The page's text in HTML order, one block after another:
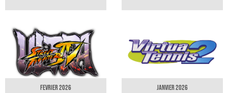
FEVRIER 2026
JANVIER 2026